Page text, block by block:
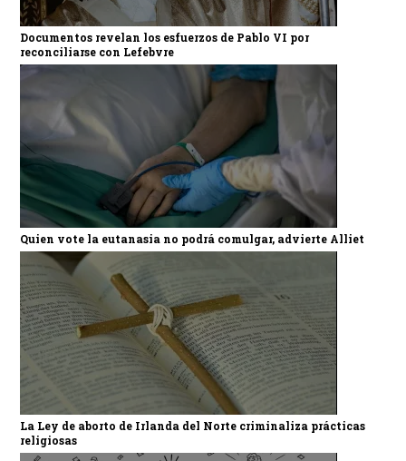
Documentos revelan los esfuerzos de Pablo VI por
reconciliarse con Lefebvre
Quien vote la eutanasia no podrá comulgar, advierte Alliet
La Ley de aborto de Irlanda del Norte criminaliza prácticas
religiosas